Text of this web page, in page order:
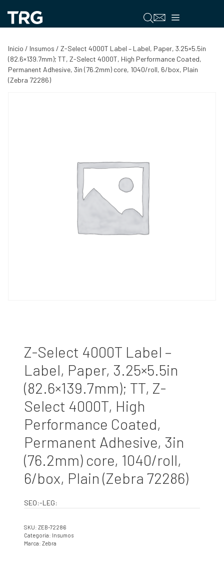
contenido
Menú
Inicio / Insumos / Z-Select 4000T Label – Label, Paper, 3.25×5.5in
(82.6×139.7mm); TT, Z-Select 4000T, High Performance Coated,
Permanent Adhesive, 3in (76.2mm) core, 1040/roll, 6/box, Plain
(Zebra 72286)
Z-Select 4000T Label –
Label, Paper, 3.25×5.5in
(82.6×139.7mm); TT, Z-
Select 4000T, High
Performance Coated,
Permanent Adhesive, 3in
(76.2mm) core, 1040/roll,
6/box, Plain (Zebra 72286)
SEO:-LEG:
SKU: ZEB-72286
Categoría: Insumos
Marca: Zebra